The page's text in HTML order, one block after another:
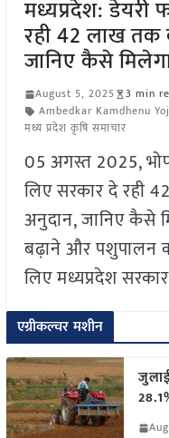
मध्यप्रदेश: डेयरी
रही 42 लाख
जानिए कैसे
August 5, 2025
3 min
Ambedkar Kamdhenu
मध्य प्रदेश कृषि समाचार
05 अगस्त 2025,
लिए सरकार दे रही
अनुदान, जानिए कैसे
बढ़ाने और पशुपालन
लिए मध्यप्रदेश
एग्रीकल्चर मशीन